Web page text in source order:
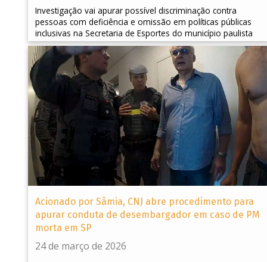
Investigação vai apurar possível discriminação contra
pessoas com deficiência e omissão em políticas públicas
inclusivas na Secretaria de Esportes do município paulista
Acionado por Sâmia, CNJ abre procedimento para
apurar conduta de desembargador em caso de PM
morta em SP
24 de março de 2026